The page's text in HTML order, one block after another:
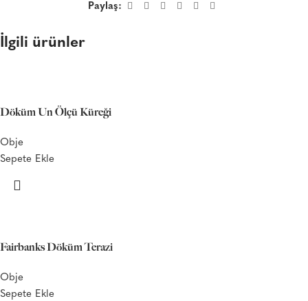
Paylaş:
İlgili ürünler
Döküm Un Ölçü Küreği
Obje
Sepete Ekle
Fairbanks Döküm Terazi
Obje
Sepete Ekle